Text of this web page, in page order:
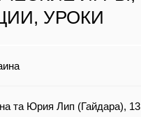
УРОКИ
та Юрия Лип (Гайдара), 13